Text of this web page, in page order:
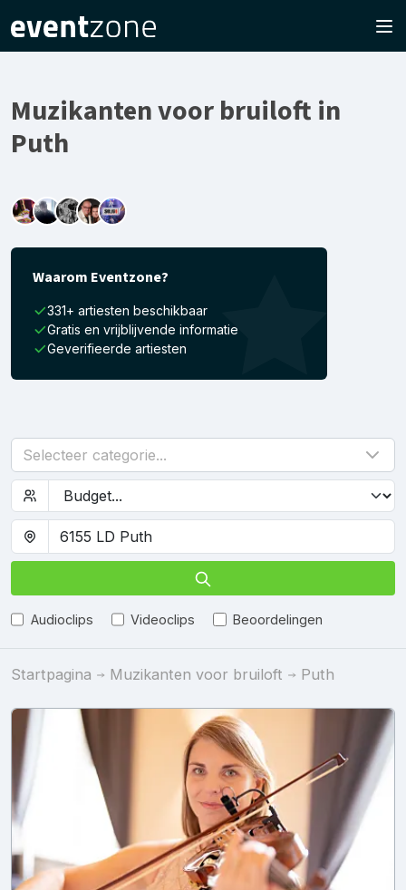
Muzikanten voor bruiloft in
Puth
Waarom Eventzone?
331+ artiesten beschikbaar
Gratis en vrijblijvende informatie
Geverifieerde artiesten
Selecteer categorie...
Audioclips Videoclips Beoordelingen
Startpagina Muzikanten voor bruiloft Puth